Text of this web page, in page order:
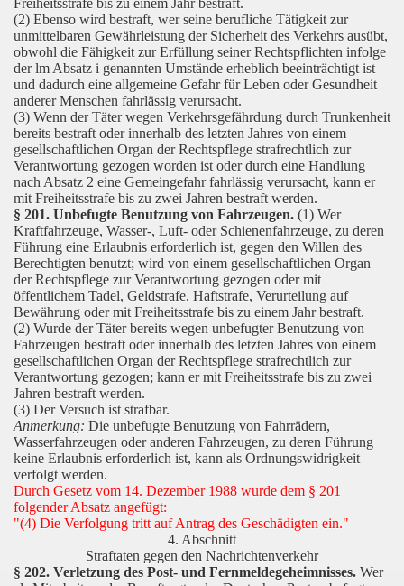
Freiheitsstrafe bis zu einem Jahr bestraft.
(2) Ebenso wird bestraft, wer seine berufliche Tätigkeit zur
unmittelbaren Gewährleistung der Sicherheit des Verkehrs ausübt,
obwohl die Fähigkeit zur Erfüllung seiner Rechtspflichten infolge
der lm Absatz i genannten Umstände erheblich beeinträchtigt ist
und dadurch eine allgemeine Gefahr für Leben oder Gesundheit
anderer Menschen fahrlässig verursacht.
(3) Wenn der Täter wegen Verkehrsgefährdung durch Trunkenheit
bereits bestraft oder innerhalb des letzten Jahres von einem
gesellschaftlichen Organ der Rechtspflege strafrechtlich zur
Verantwortung gezogen worden ist oder durch eine Handlung
nach Absatz 2 eine Gemeingefahr fahrlässig verursacht, kann er
mit Freiheitsstrafe bis zu zwei Jahren bestraft werden.
§ 201. Unbefugte Benutzung von Fahrzeugen. (1) Wer
Kraftfahrzeuge, Wasser-, Luft- oder Schienenfahrzeuge, zu deren
Führung eine Erlaubnis erforderlich ist, gegen den Willen des
Berechtigten benutzt; wird von einem gesellschaftlichen Organ
der Rechtspflege zur Verantwortung gezogen oder mit
öffentlichem Tadel, Geldstrafe, Haftstrafe, Verurteilung auf
Bewährung oder mit Freiheitsstrafe bis zu einem Jahr bestraft.
(2) Wurde der Täter bereits wegen unbefugter Benutzung von
Fahrzeugen bestraft oder innerhalb des letzten Jahres von einem
gesellschaftlichen Organ der Rechtspflege strafrechtlich zur
Verantwortung gezogen; kann er mit Freiheitsstrafe bis zu zwei
Jahren bestraft werden.
(3) Der Versuch ist strafbar.
Anmerkung: Die unbefugte Benutzung von Fahrrädern,
Wasserfahrzeugen oder anderen Fahrzeugen, zu deren Führung
keine Erlaubnis erforderlich ist, kann als Ordnungswidrigkeit
verfolgt werden.
Durch Gesetz vom 14. Dezember 1988 wurde dem § 201
folgender Absatz angefügt:
"(4) Die Verfolgung tritt auf Antrag des Geschädigten ein."
4. Abschnitt
Straftaten gegen den Nachrichtenverkehr
§ 202. Verletzung des Post- und Fernmeldegeheimnisses. Wer